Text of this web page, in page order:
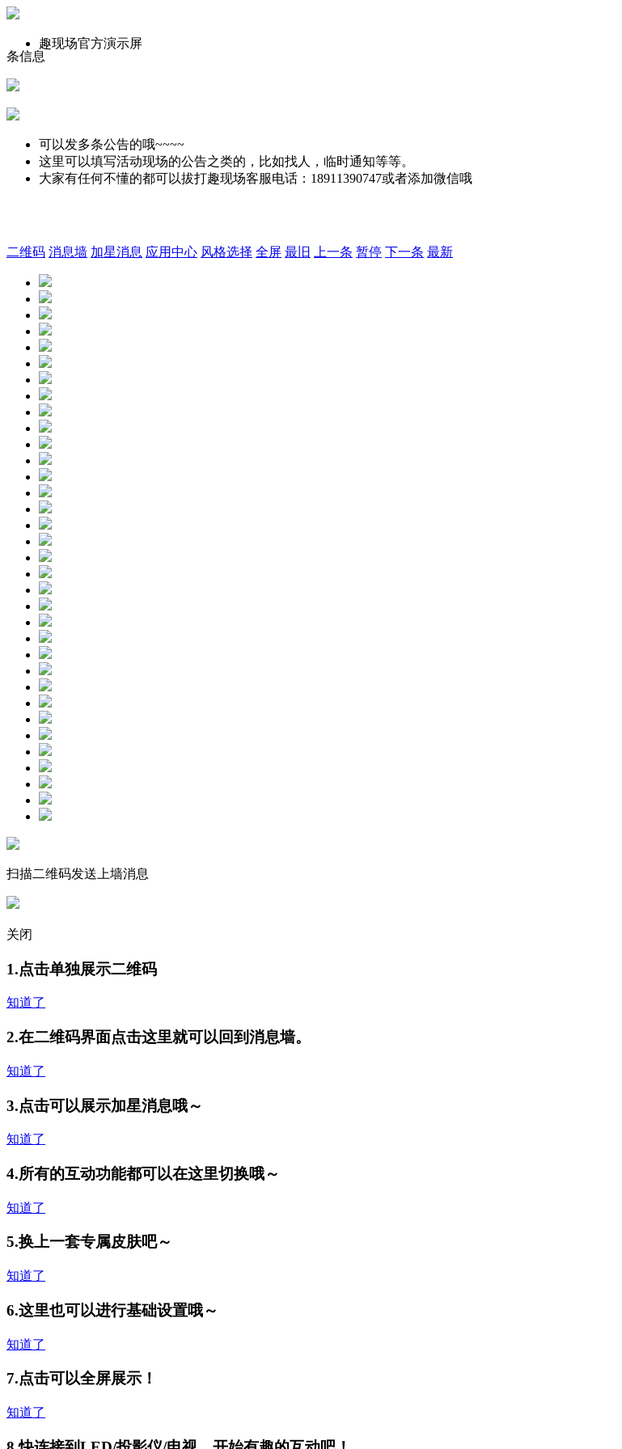
趣现场官方演示屏
条信息
可以发多条公告的哦~~~~
这里可以填写活动现场的公告之类的，比如找人，临时通知等等。
大家有任何不懂的都可以拔打趣现场客服电话：18911390747或者添加微信哦
二维码 消息墙 加星消息 应用中心 风格选择 全屏 最旧 上一条 暂停 下一条 最新
扫描二维码发送上墙消息
关闭
1.点击单独展示二维码
知道了
2.在二维码界面点击这里就可以回到消息墙。
知道了
3.点击可以展示加星消息哦～
知道了
4.所有的互动功能都可以在这里切换哦～
知道了
5.换上一套专属皮肤吧～
知道了
6.这里也可以进行基础设置哦～
知道了
7.点击可以全屏展示！
知道了